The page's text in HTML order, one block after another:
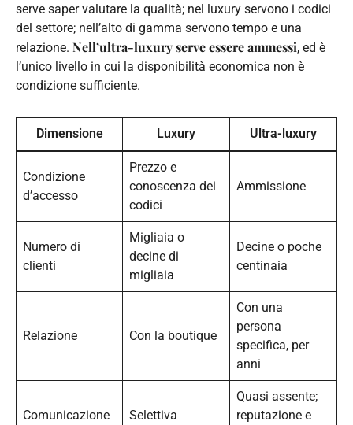
serve saper valutare la qualità; nel luxury servono i codici
del settore; nell’alto di gamma servono tempo e una
relazione. Nell’ultra-luxury serve essere ammessi, ed è
l’unico livello in cui la disponibilità economica non è
condizione sufficiente.
Dimensione Luxury Ultra-luxury
Condizione
d’accesso
Prezzo e
conoscenza dei
codici
Ammissione
Numero di
clienti
Migliaia o
decine di
migliaia
Decine o poche
centinaia
Relazione Con la boutique
Con una
persona
specifica, per
anni
Comunicazione Selettiva
Quasi assente;
reputazione e